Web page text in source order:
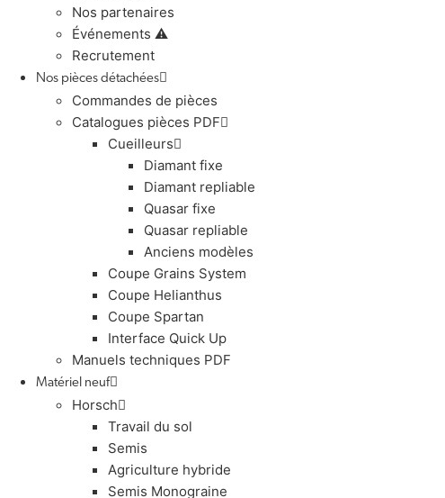
Nos partenaires
Événements ⚠️
Recrutement
Nos pièces détachées
Commandes de pièces
Catalogues pièces PDF
Cueilleurs
Diamant fixe
Diamant repliable
Quasar fixe
Quasar repliable
Anciens modèles
Coupe Grains System
Coupe Helianthus
Coupe Spartan
Interface Quick Up
Manuels techniques PDF
Matériel neuf
Horsch
Travail du sol
Semis
Agriculture hybride
Semis Monograine